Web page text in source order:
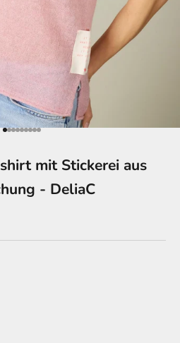
Gehe zu Element 1
Gehe zu Element 2
Gehe zu Element 3
Gehe zu Element 4
Gehe zu Element 5
Gehe zu Element 6
Gehe zu Element 7
Gehe zu Element 8
Gehe zu Element 9
mit Stickerei aus
- DeliaC